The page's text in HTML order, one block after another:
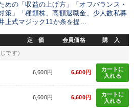
めの「収益の上げ方」「オフバランス・
策」「種類株、高額退職金、少人数私募
上式マジック11か条を提...
定 価 会員価格 購 入
です）
6,600円 6,600円
カートに
入れる
6,600円 6,600円
カートに
入れる